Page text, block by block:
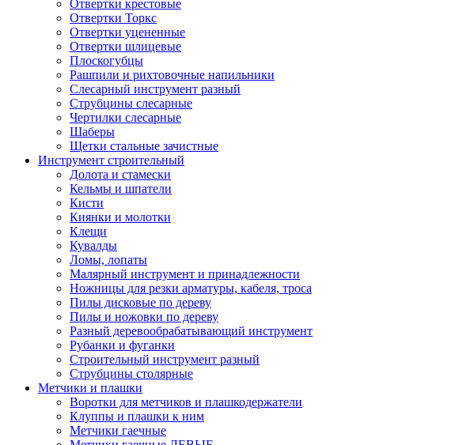
Отвертки крестовые
Отвертки Торкс
Отвертки уцененные
Отвертки шлицевые
Плоскогубцы
Рашпили и рихтовочные напильники
Слесарный инструмент разный
Струбцины слесарные
Чертилки слесарные
Шаберы
Щетки стальные зачистные
Инструмент строительный
Долота и стамески
Кельмы и шпатели
Кисти
Киянки и молотки
Клещи
Кувалды
Ломы, лопаты
Малярный инструмент и принадлежности
Ножницы для резки арматуры, кабеля, троса
Пилы дисковые по дереву
Пилы и ножовки по дереву
Разный деревообрабатывающий инструмент
Рубанки и фуганки
Строительный инструмент разный
Струбцины столярные
Метчики и плашки
Воротки для метчиков и плашкодержатели
Клуппы и плашки к ним
Метчики гаечные